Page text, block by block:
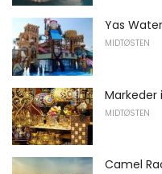
Yas
MIDTØSTEN
Markeder
MIDTØSTEN
Camel